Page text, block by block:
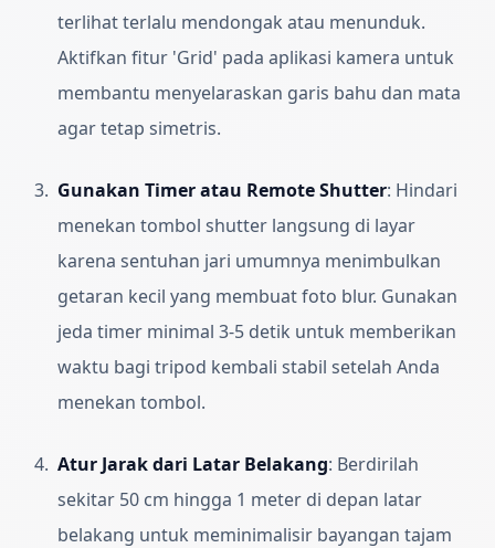
terlihat terlalu mendongak atau menunduk.
Aktifkan fitur 'Grid' pada aplikasi kamera untuk
membantu menyelaraskan garis bahu dan mata
agar tetap simetris.
Gunakan Timer atau Remote Shutter: Hindari
menekan tombol shutter langsung di layar
karena sentuhan jari umumnya menimbulkan
getaran kecil yang membuat foto blur. Gunakan
jeda timer minimal 3-5 detik untuk memberikan
waktu bagi tripod kembali stabil setelah Anda
menekan tombol.
Atur Jarak dari Latar Belakang: Berdirilah
sekitar 50 cm hingga 1 meter di depan latar
belakang untuk meminimalisir bayangan tajam